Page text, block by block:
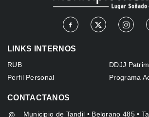
LINKS INTERNOS
RUB
DDJJ
Perfil Personal
Programa
CONTACTANOS
Municipio de Tandil • Belgrano 485 •